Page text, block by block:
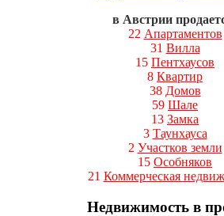
в Австрии
22 Апартаментов
31 Вилла
15 Пентхаусов
8 Квартир
38 Домов
59 Шале
13 Замка
3 Таунхауса
2 Участков земли
15 Особняков
21 Коммерческая
Недвижимость в